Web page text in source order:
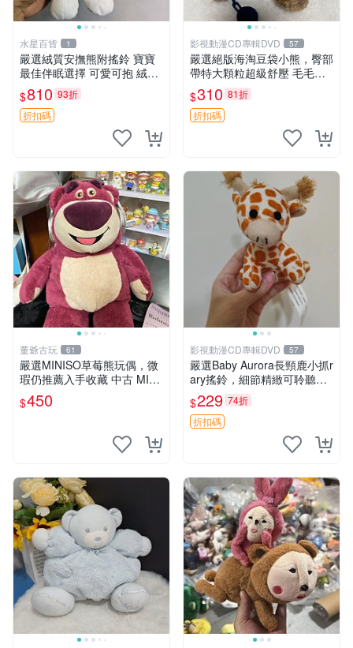
水星百貨 1
嚴選絨質安撫熊附搖鈴 寶寶
最佳伴眠選擇 可愛可抱 絨毛
玩具 安撫熊 嬰兒用
$810 93折
折扣碼
影視動漫CD專輯DVD 57
嚴選絕版海淘豆袋小熊，臀部
帶特大顆粒超級舒壓 毛毛摸
起來格外順滑適合收藏 100%
棉質 豆袋枕 豆袋、抱枕、小
熊
$310 81折
折扣碼
董爺古玩 61
嚴選MINISO草莓熊玩偶，微
瑕仍推薦入手收藏 中古 MINI
SO 草莓熊 玩具 收藏
$450
影視動漫CD專輯DVD 57
嚴選Baby Aurora長頸鹿小抓r
ary搖鈴，細節精緻可聆聽清
脆鈴音 軟萌可愛 定制紀念 金
屬搖鈴 新手媽咪推薦 長頸鹿
抓rary 搖鈴
$229 74折
折扣碼